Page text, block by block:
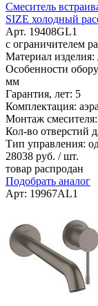
Смеситель
SIZE холодный
Арт. 19408GL1
с ограничителем
Материал изделия:
Особенности
мм
Гарантия, лет: 5
Комплектация:
Монтаж
Кол-во отверстий
Тип управления:
28038 руб. / шт.
товар распродан
Подобрать аналог
Арт: 19967AL1